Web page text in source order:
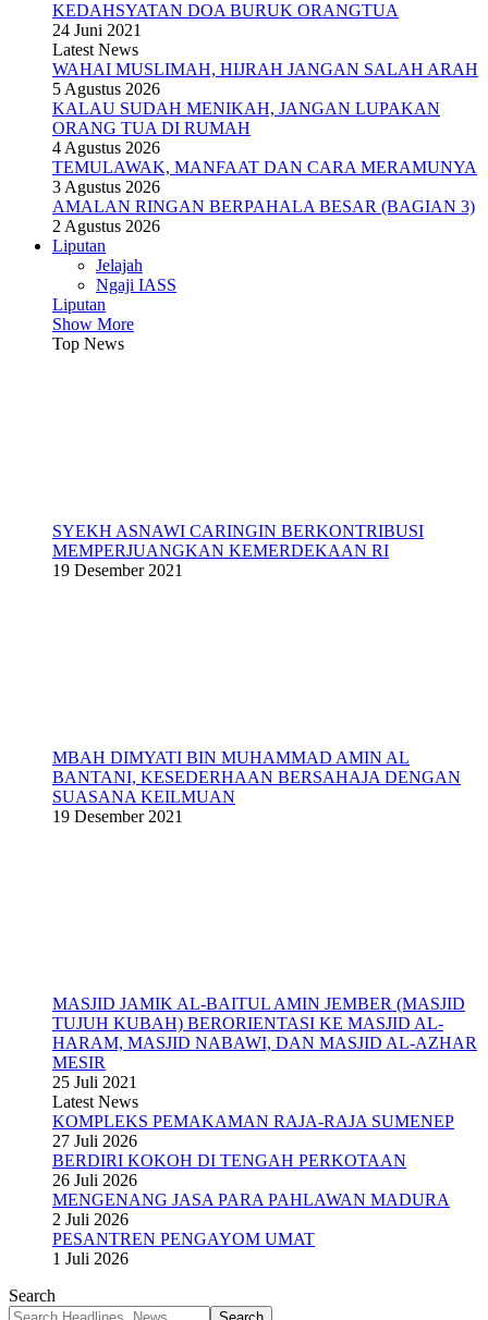
KEDAHSYATAN DOA BURUK ORANGTUA
24 Juni 2021
Latest News
WAHAI MUSLIMAH, HIJRAH JANGAN SALAH ARAH
5 Agustus 2026
KALAU SUDAH MENIKAH, JANGAN LUPAKAN
ORANG TUA DI RUMAH
4 Agustus 2026
TEMULAWAK, MANFAAT DAN CARA MERAMUNYA
3 Agustus 2026
AMALAN RINGAN BERPAHALA BESAR (BAGIAN 3)
2 Agustus 2026
Liputan
Jelajah
Ngaji IASS
Liputan
Show More
Top News
SYEKH ASNAWI CARINGIN BERKONTRIBUSI
MEMPERJUANGKAN KEMERDEKAAN RI
19 Desember 2021
MBAH DIMYATI BIN MUHAMMAD AMIN AL
BANTANI, KESEDERHAAN BERSAHAJA DENGAN
SUASANA KEILMUAN
19 Desember 2021
MASJID JAMIK AL-BAITUL AMIN JEMBER (MASJID
TUJUH KUBAH) BERORIENTASI KE MASJID AL-
HARAM, MASJID NABAWI, DAN MASJID AL-AZHAR
MESIR
25 Juli 2021
Latest News
KOMPLEKS PEMAKAMAN RAJA-RAJA SUMENEP
27 Juli 2026
BERDIRI KOKOH DI TENGAH PERKOTAAN
26 Juli 2026
MENGENANG JASA PARA PAHLAWAN MADURA
2 Juli 2026
PESANTREN PENGAYOM UMAT
1 Juli 2026
Search